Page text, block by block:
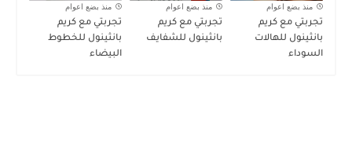
منذ بضع اعوام
تجربتي مع كريم
بانثينول للهالات
السوداء
منذ بضع اعوام
تجربتي مع كريم
بانثينول للشفايف
منذ بضع اعوام
تجربتي مع كريم
بانثينول للخطوط
البيضاء